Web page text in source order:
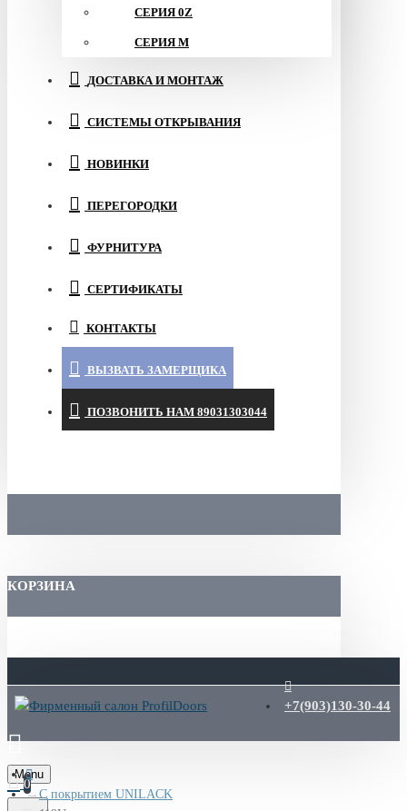
СЕРИЯ 0Z
СЕРИЯ M
ДОСТАВКА И МОНТАЖ
СИСТЕМЫ ОТКРЫВАНИЯ
НОВИНКИ
ПЕРЕГОРОДКИ
ФУРНИТУРА
СЕРТИФИКАТЫ
КОНТАКТЫ
ВЫЗВАТЬ ЗАМЕРЩИКА
ПОЗВОНИТЬ НАМ 89031303044
КОРЗИНА
+7(903)130-30-44
Menu
0
С покрытием UNILACK